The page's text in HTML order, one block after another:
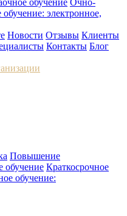
обучение Очно-
электронное,
Новости Отзывы Клиенты
Контакты Блог
Повышение
обучение Краткосрочное
обучение: